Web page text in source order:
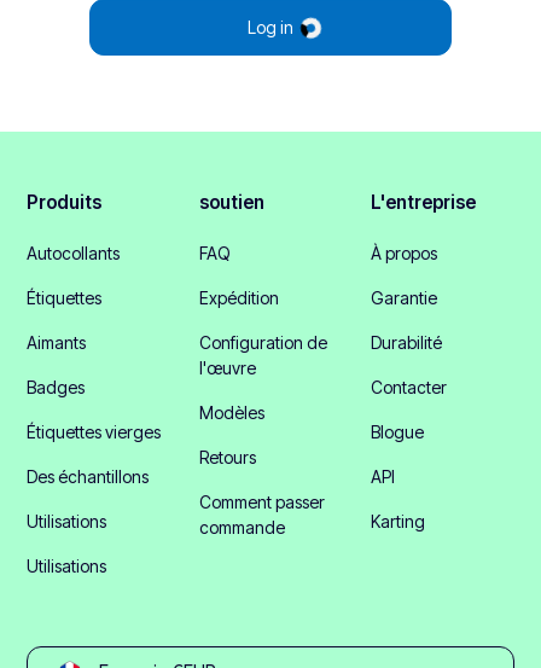
Produits
Autocollants
Étiquettes
Aimants
Badges
Étiquettes vierges
Des échantillons
Utilisations
Utilisations
soutien
FAQ
Expédition
Configuration de
l'œuvre
Modèles
Retours
Comment passer
commande
L'entreprise
À propos
Garantie
Durabilité
Contacter
Blogue
API
Karting